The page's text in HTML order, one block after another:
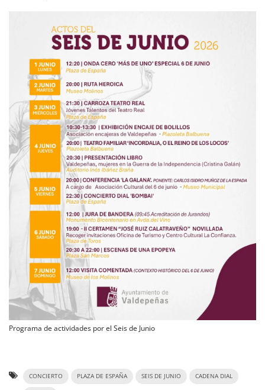
Programa de actividades por el Seis de Junio
CONCIERTO PLAZA DE ESPAÑA SEIS DE JUNIO CADENA DIAL